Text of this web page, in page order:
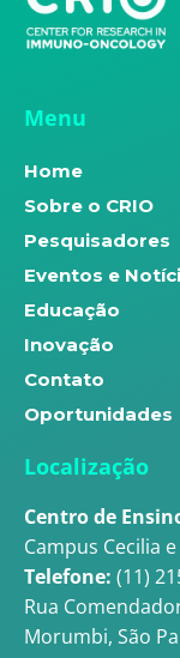
Menu
Home
Sobre o CRIO
Pesquisadores
Eventos e
Educação
Inovação
Contato
Oportunidades
Localização
Centro de
Campus Cecilia
Telefone: (11)
Rua
Morumbi, São